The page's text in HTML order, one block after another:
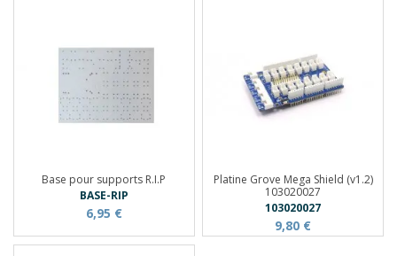
Base pour supports R.I.P
BASE-RIP
6,95 €
Platine Grove Mega Shield (v1.2)
103020027
103020027
9,80 €